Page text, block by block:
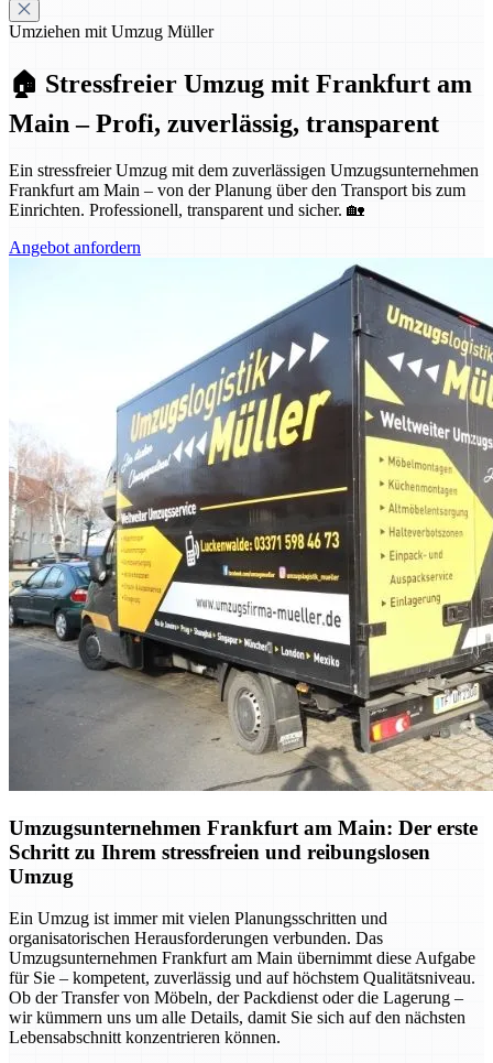
Umziehen mit Umzug Müller
🏠 Stressfreier Umzug mit Frankfurt am
Main – Profi, zuverlässig, transparent
Ein stressfreier Umzug mit dem zuverlässigen Umzugsunternehmen
Frankfurt am Main – von der Planung über den Transport bis zum
Einrichten. Professionell, transparent und sicher. 🏡
Angebot anfordern
Umzugsunternehmen Frankfurt am Main: Der erste
Schritt zu Ihrem stressfreien und reibungslosen
Umzug
Ein Umzug ist immer mit vielen Planungsschritten und
organisatorischen Herausforderungen verbunden. Das
Umzugsunternehmen Frankfurt am Main übernimmt diese Aufgabe
für Sie – kompetent, zuverlässig und auf höchstem Qualitätsniveau.
Ob der Transfer von Möbeln, der Packdienst oder die Lagerung –
wir kümmern uns um alle Details, damit Sie sich auf den nächsten
Lebensabschnitt konzentrieren können.